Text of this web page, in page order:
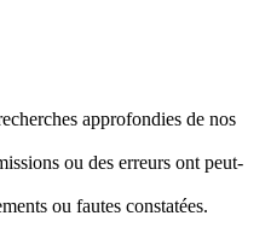
approfondies de nos
ou des erreurs ont peut-
ou fautes constatées.